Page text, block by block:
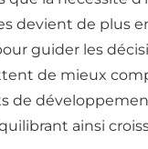
devient de plus
guider les
de mieux
de
ainsi